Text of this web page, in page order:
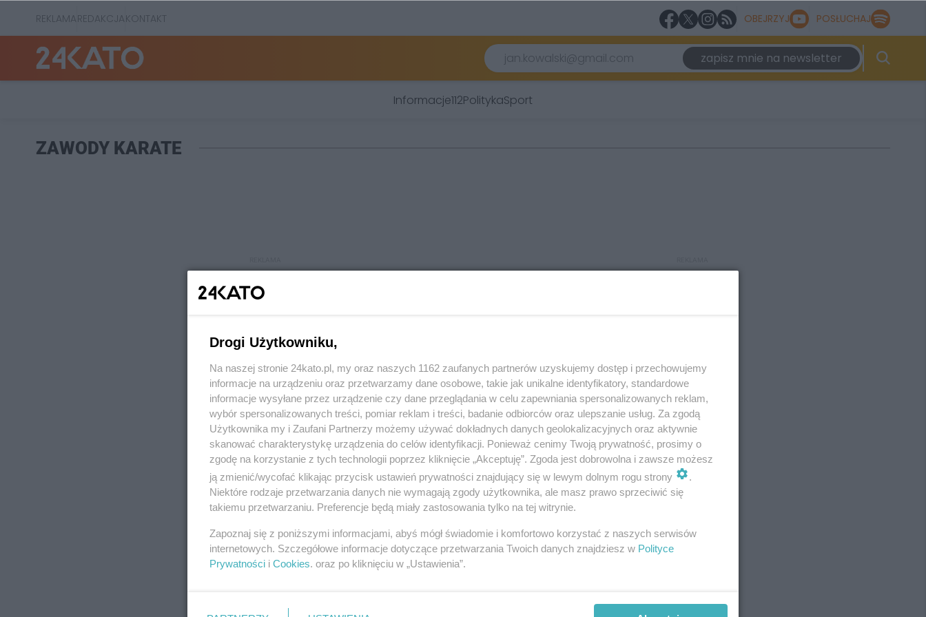
REKLAMAREDAKCJAKONTAKT OBEJRZYJ POSŁUCHAJ
zapisz mnie na newsletter
Informacje112PolitykaSport
ZAWODY KARATE
REKLAMA REKLAMA
Drogi Użytkowniku,
Na naszej stronie 24kato.pl, my oraz naszych 1162 zaufanych partnerów uzyskujemy dostęp i przechowujemy
informacje na urządzeniu oraz przetwarzamy dane osobowe, takie jak unikalne identyfikatory, standardowe
informacje wysyłane przez urządzenie czy dane przeglądania w celu zapewniania spersonalizowanych reklam,
wybór spersonalizowanych treści, pomiar reklam i treści, badanie odbiorców oraz ulepszanie usług. Za zgodą
Użytkownika my i Zaufani Partnerzy możemy używać dokładnych danych geolokalizacyjnych oraz aktywnie
skanować charakterystykę urządzenia do celów identyfikacji. Ponieważ cenimy Twoją prywatność, prosimy o
zgodę na korzystanie z tych technologii poprzez kliknięcie „Akceptuję”. Zgoda jest dobrowolna i zawsze możesz
ją zmienić/wycofać klikając przycisk ustawień prywatności znajdujący się w lewym dolnym rogu strony
.
Niektóre rodzaje przetwarzania danych nie wymagają zgody użytkownika, ale masz prawo sprzeciwić się
takiemu przetwarzaniu. Preferencje będą miały zastosowania tylko na tej witrynie.
Zapoznaj się z poniższymi informacjami, abyś mógł świadomie i komfortowo korzystać z naszych serwisów
internetowych. Szczegółowe informacje dotyczące przetwarzania Twoich danych znajdziesz w Polityce
Prywatności i Cookies. oraz po kliknięciu w „Ustawienia”.